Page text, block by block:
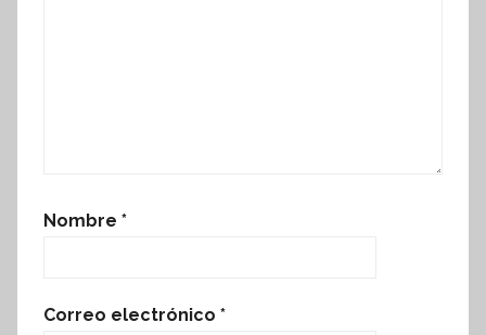
Nombre *
Correo electrónico *